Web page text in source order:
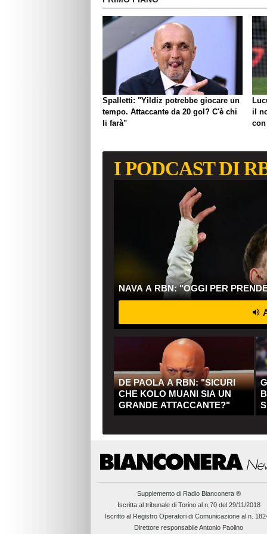
Spalletti: "Yildiz potrebbe giocare un
tempo. Attaccante da 20 gol? C'è chi
li farà"
il
I PODCAST DI
NAVA A RBN: "OGGI PER
DE PAOLA A RBN: "SICURI
CHE KOLO MUANI SIA UN
GRANDE ATTACCANTE?"
Supplemento di Radio Bianconera ®
Iscritta al tribunale di Torino al n.70 del 29/11/2018
Iscritto al Registro Operatori di Comunicazione al n.
Direttore responsabile Antonio Paolino